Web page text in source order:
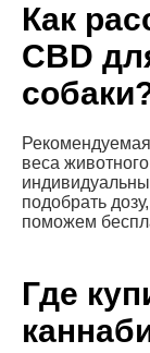
Как
CBD
веса
подобрать
поможем
Где